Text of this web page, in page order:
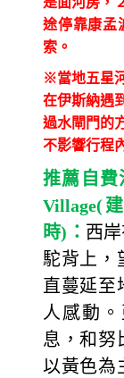
途停靠康孟
索。
※當地五星
在伊斯納遇
過水閘門的
不影響行程
推薦自費
Village(
時) ： 西
駝背上，
直蔓延至
人感動
息，和努
以黃色為